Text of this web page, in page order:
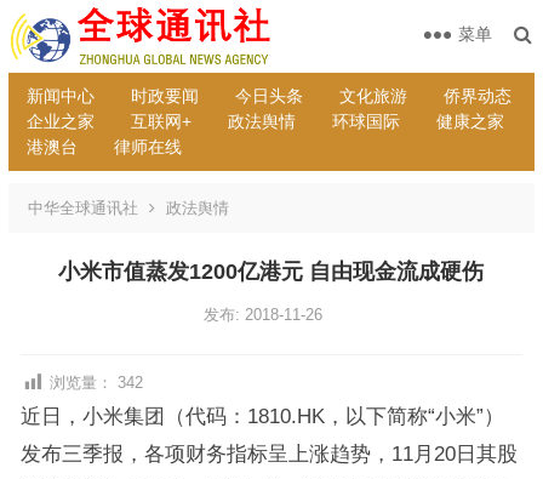
新闻中心 时政要闻 今日头条 文化旅游
侨界动态
企业之家
互联网+ 政法舆情 环球国际
健康之家
港澳台
律师在线
菜单
中华全球通讯社 政法舆情
小米市值蒸发1200亿港元 自由现金流成硬伤
发布: 2018-11-26
浏览量： 342
近日，小米集团（代码：1810.HK，以下简称“小米”）
发布三季报，各项财务指标呈上涨趋势，11月20日其股